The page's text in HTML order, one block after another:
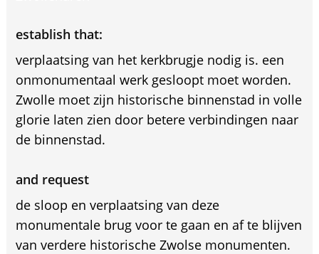
establish that:
verplaatsing van het kerkbrugje nodig is. een
onmonumentaal werk gesloopt moet worden.
Zwolle moet zijn historische binnenstad in volle
glorie laten zien door betere verbindingen naar
de binnenstad.
and request
de sloop en verplaatsing van deze
monumentale brug voor te gaan en af te blijven
van verdere historische Zwolse monumenten.